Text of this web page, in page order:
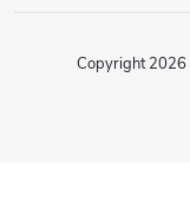
Copyright 2026